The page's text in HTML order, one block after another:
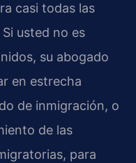
casi todas las
usted no es
su abogado
en estrecha
de inmigración, o
de las
para